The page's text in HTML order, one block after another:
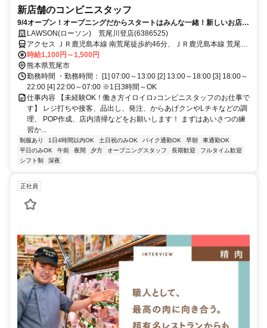
新店舗のコンビニスタッフ
9/4オープン！オープニングだからスタートはみんな一緒！新しいお店を
一緒に作りましょう♪
LAWSON(ローソン) 荒尾川登店(6386525)
アクセス ＪＲ鹿児島本線 南荒尾徒歩約46分、ＪＲ鹿児島本線 荒尾
（熊本県）徒歩約58分、ＪＲ鹿児島本線 長洲北口徒歩約70分
時給1,100円～1,500円
熊本県荒尾市
勤務時間 ・勤務時間： [1] 07:00～13:00 [2] 13:00～18:00 [3] 18:00～
22:00 [4] 22:00～07:00 ※1日3時間～OK
仕事内容 【未経験OK！働き方イロイロ♪コンビニスタッフのお仕事で
す】 レジ打ちや接客、品出し、発注、からあげクンやLチキなどの調
理、 POP作成、店内清掃などをお願いします！ まずはあいさつの練
習か...
制服あり 1日4時間以内OK 土日祝のみOK バイク通勤OK 早朝
車通勤OK
平日のみOK
午前 夜間 夕方 オープニングスタッフ 長期歓迎
フルタイム歓迎
シフト制
深夜
正社員